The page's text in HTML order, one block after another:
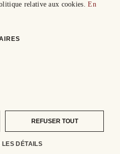
relative aux cookies.En
REFUSER TOUT
DÉTAILS